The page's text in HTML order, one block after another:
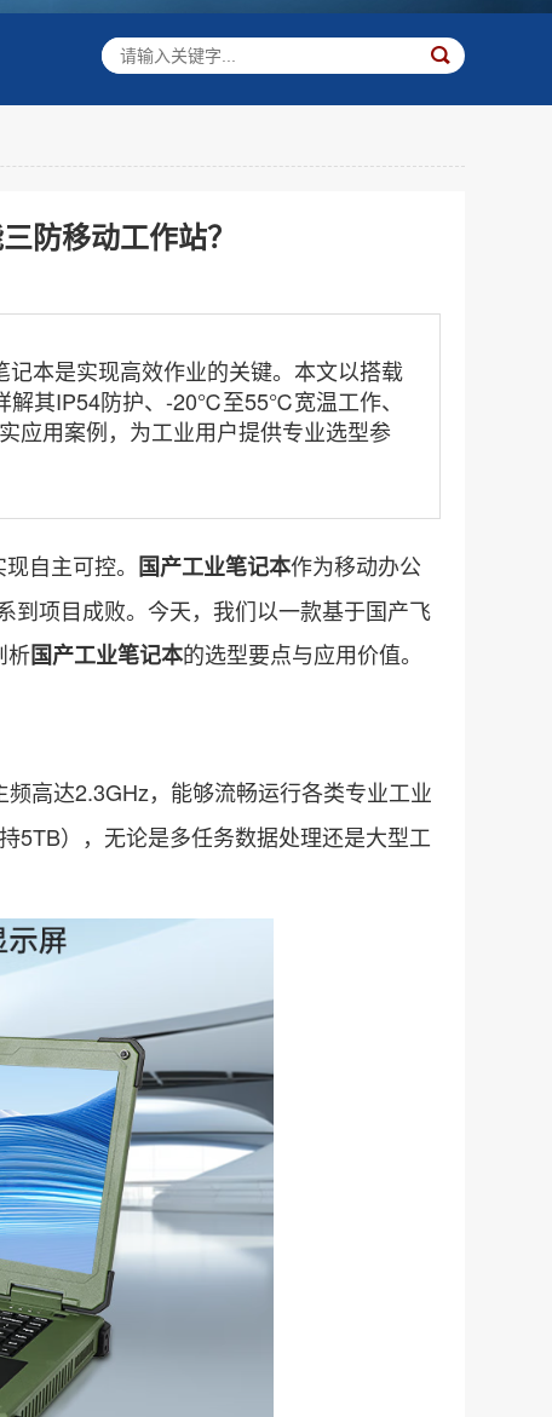
防移动工作站？
本是实现高效作业的关键。本文以搭载
解其IP54防护、-20℃至55℃宽温工作、
应用案例，为工业用户提供专业选型参
自主可控。 国产工业笔记本作为移动办公
到项目成败。今天，我们以一款基于国产飞
析国产工业笔记本的选型要点与应用价值。
高达2.3GHz，能够流畅运行各类专业工业
5TB），无论是多任务数据处理还是大型工